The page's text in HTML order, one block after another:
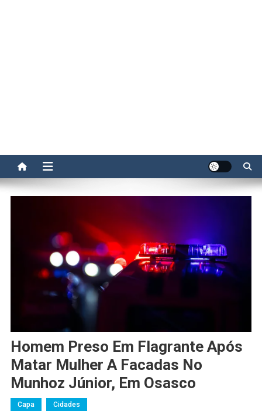
Homem Preso Em Flagrante Após
Matar Mulher A Facadas No
Munhoz Júnior, Em Osasco
Capa Cidades